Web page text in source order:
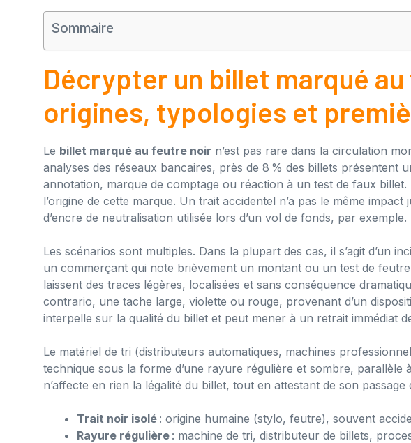
Sommaire
Décrypter un billet marqué
origines, typologies et
Le billet marqué au feutre noir n’est pas rare dans la circulation
analyses des réseaux bancaires, près de 8 % des billets présentent
annotation, marque de comptage ou réaction à un test de faux
l’origine de cette marque. Un trait accidentel n’a pas le même impact
d’encre de neutralisation utilisée lors d’un vol de fonds, par exemple.
Les scénarios sont multiples. Dans la plupart des cas, il s’agit d’un
un commerçant qui note brièvement un montant ou un test de
laissent des traces légères, localisées et sans conséquence
contrario, une tache large, violette ou rouge, provenant d’un
interpelle sur la qualité du billet et peut mener à un retrait immédiat
Le matériel de tri (distributeurs automatiques, machines
technique sous la forme d’une rayure régulière et sombre, parallèle
n’affecte en rien la légalité du billet, tout en attestant de son
Trait noir isolé : origine humaine (stylo, feutre), souvent
Rayure régulière : machine de tri, distributeur de billets,